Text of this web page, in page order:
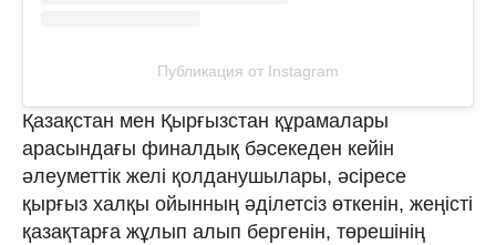
Публикация от Instagram
Қазақстан мен Қырғызстан құрамалары
арасындағы финалдық бәсекеден кейін
әлеуметтік желі қолданушылары, әсіресе
қырғыз халқы ойынның әділетсіз өткенін, жеңісті
қазақтарға жұлып алып бергенін, төрешінің